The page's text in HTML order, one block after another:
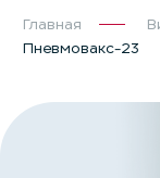
Главная
Пневмовакс-23